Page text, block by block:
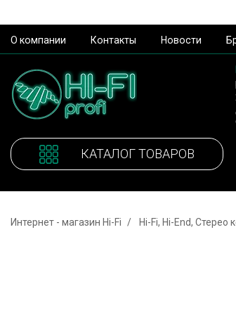
О компании Контакты Новости
КАТАЛОГ ТОВАРОВ
Интернет - магазин Hi-Fi Hi-Fi, Hi-End, Стерео